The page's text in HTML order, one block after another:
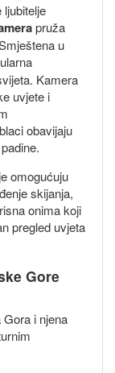
pruža
u
Kamera
uvjete i
obavijaju
omogućuju
skijanja,
onima koji
pregled uvjeta
Gore
i njena